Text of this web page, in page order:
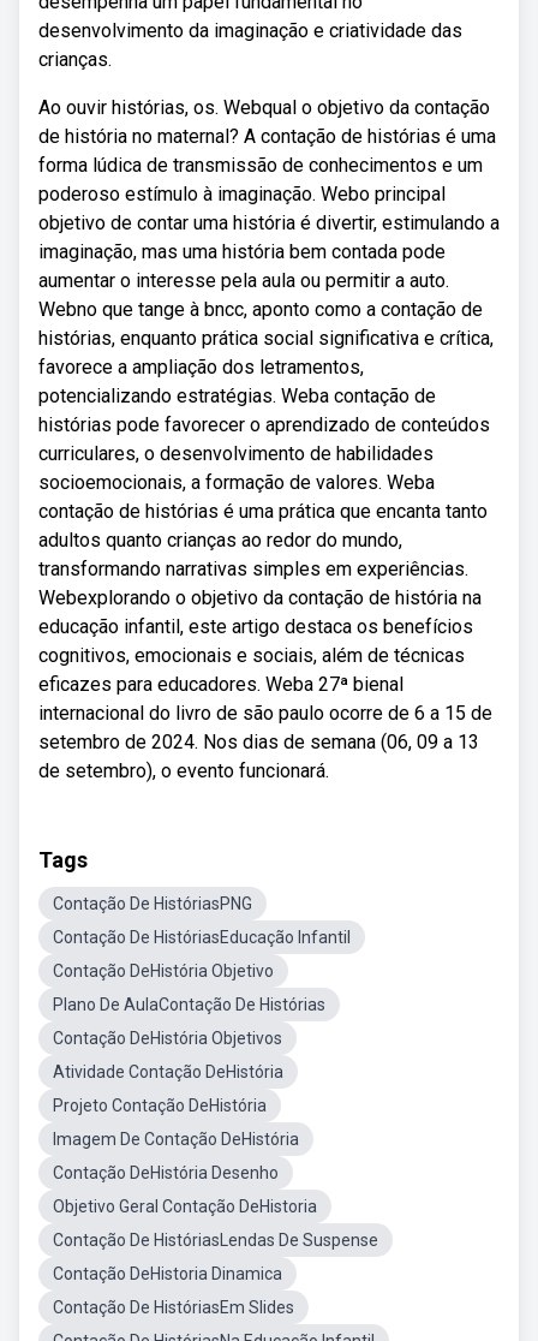
desenvolvimento da imaginação e criatividade das
crianças.
Ao ouvir histórias, os. Webqual o objetivo da contação
de história no maternal? A contação de histórias é uma
forma lúdica de transmissão de conhecimentos e um
poderoso estímulo à imaginação. Webo principal
objetivo de contar uma história é divertir, estimulando a
imaginação, mas uma história bem contada pode
aumentar o interesse pela aula ou permitir a auto.
Webno que tange à bncc, aponto como a contação de
histórias, enquanto prática social significativa e crítica,
favorece a ampliação dos letramentos,
potencializando estratégias. Weba contação de
histórias pode favorecer o aprendizado de conteúdos
curriculares, o desenvolvimento de habilidades
socioemocionais, a formação de valores. Weba
contação de histórias é uma prática que encanta tanto
adultos quanto crianças ao redor do mundo,
transformando narrativas simples em experiências.
Webexplorando o objetivo da contação de história na
educação infantil, este artigo destaca os benefícios
cognitivos, emocionais e sociais, além de técnicas
eficazes para educadores. Weba 27ª bienal
internacional do livro de são paulo ocorre de 6 a 15 de
setembro de 2024. Nos dias de semana (06, 09 a 13
de setembro), o evento funcionará.
Tags
Contação De HistóriasPNG
Contação De HistóriasEducação Infantil
Contação DeHistória Objetivo
Plano De AulaContação De Histórias
Contação DeHistória Objetivos
Atividade Contação DeHistória
Projeto Contação DeHistória
Imagem De Contação DeHistória
Contação DeHistória Desenho
Objetivo Geral Contação DeHistoria
Contação De HistóriasLendas De Suspense
Contação DeHistoria Dinamica
Contação De HistóriasEm Slides